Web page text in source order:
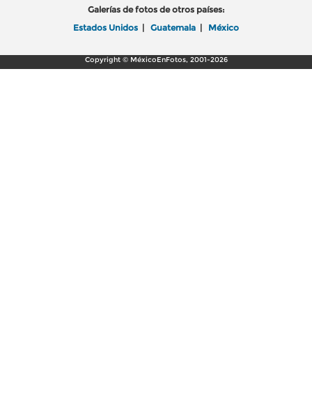
Galerías de fotos de otros países:
Estados Unidos | Guatemala | México
Copyright © MéxicoEnFotos, 2001-2026